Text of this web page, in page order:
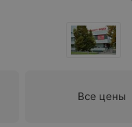
Все цены